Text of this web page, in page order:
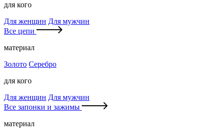
для кого
Для женщин Для мужчин
Все цепи
материал
Золото Серебро
для кого
Для женщин Для мужчин
Все запонки и зажимы
материал